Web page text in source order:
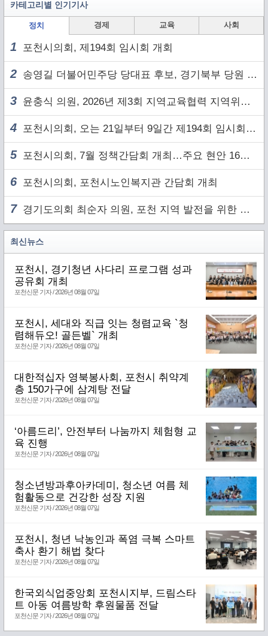
카테고리별 인기기사
정치 경제 교육 사회
1 포천시의회, 제194회 임시회 개회
2 송영길 더불어민주당 당대표 후보, 경기북부 당원 및 2030 세대와 ‘소통 행보’
3 윤충식 의원, 2026년 제3회 지역교육협력 지역위원회 주재
4 포천시의회, 오는 21일부터 9일간 제194회 임시회 개회
5 포천시의회, 7월 정책간담회 개최…주요 현안 16건 점검
6 포천시의회, 포천시노인복지관 간담회 개최
7경기도의회 최순자 의원, 포천 지역 발전을 위한 정담회 개최
최신뉴스
포천시, 경기청년 사다리 프로그램 성과
공유회 개최
포천신문 기자 / 2026년 08월 07일
포천시, 세대와 직급 잇는 청렴교육 `청
렴해듀오! 골든벨` 개최
포천신문 기자 / 2026년 08월 07일
대한적십자 영북봉사회, 포천시 취약계
층 150가구에 삼계탕 전달
포천신문 기자 / 2026년 08월 07일
‘아름드리’, 안전부터 나눔까지 체험형 교
육 진행
포천신문 기자 / 2026년 08월 07일
청소년방과후아카데미, 청소년 여름 체
험활동으로 건강한 성장 지원
포천신문 기자 / 2026년 08월 07일
포천시, 청년 낙농인과 폭염 극복 스마트
축사 환기 해법 찾다
포천신문 기자 / 2026년 08월 07일
한국외식업중앙회 포천시지부, 드림스타
트 아동 여름방학 후원물품 전달
포천신문 기자 / 2026년 08월 07일